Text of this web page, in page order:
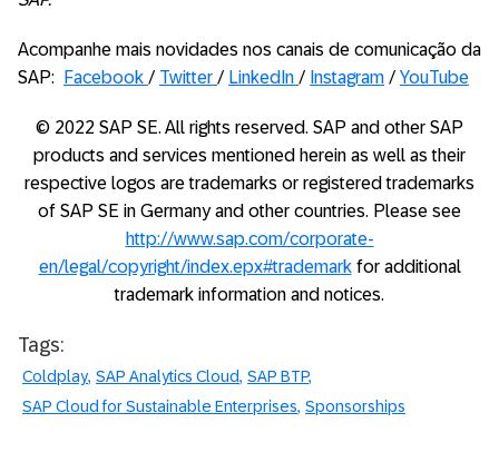
Acompanhe mais novidades nos canais de comunicação da
SAP:
Facebook / Twitter / LinkedIn / Instagram / YouTube
© 2022 SAP SE. All rights reserved. SAP and other SAP
products and services mentioned herein as well as their
respective logos are trademarks or registered trademarks
of SAP SE in Germany and other countries. Please see
http://www.sap.com/corporate-
en/legal/copyright/index.epx#trademarkfor additional
trademark information and notices.
Tags:
Coldplay SAP Analytics Cloud SAP BTP
SAP Cloud for Sustainable Enterprises Sponsorships